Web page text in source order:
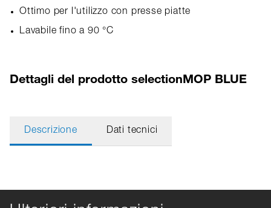
Ottimo per l'utilizzo con presse piatte
Lavabile fino a 90 °C
Dettagli del prodotto selectionMOP BLUE
Descrizione Dati tecnici